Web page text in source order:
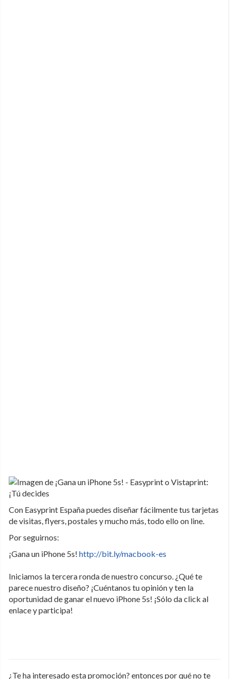
Con Easyprint España puedes diseñar fácilmente tus tarjetas
de visitas, flyers, postales y mucho más, todo ello on line.
Por seguirnos:
¡Gana un iPhone 5s! http://bit.ly/macbook-es
Iniciamos la tercera ronda de nuestro concurso. ¿Qué te
parece nuestro diseño? ¡Cuéntanos tu opinión y ten la
oportunidad de ganar el nuevo iPhone 5s! ¡Sólo da click al
enlace y participa!
¿Te ha interesado esta promoción? entonces por qué no te